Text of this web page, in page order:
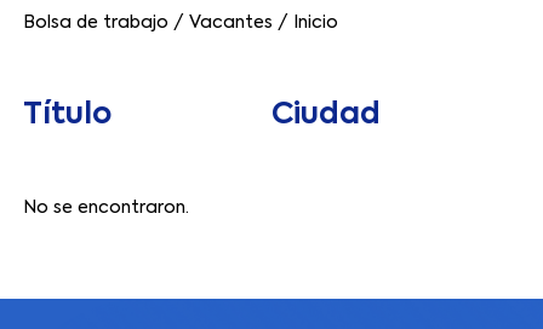
Bolsa de trabajo / Vacantes / Inicio
Título Ciudad
No se encontraron.